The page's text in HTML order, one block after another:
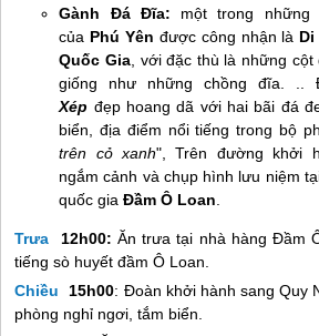
Gành Đá Đĩa: một trong
của Phú Yên được công nhận là
Quốc Gia, với đặc thù là những cột
giống như những chồng đĩa. ..
Xép đẹp hoang dã với hai bãi đá
biển, địa điểm nổi tiếng trong bộ
trên cỏ xanh", Trên đường khởi
ngắm cảnh và chụp hình lưu niệm
quốc gia Đầm Ô Loan
Trưa 12h00: Ăn trưa tại nhà hàng Đầm
tiếng sò huyết đầm Ô Loan.
Chiều
15h00: Đoàn khởi hành sangQuy
phòng nghỉ ngơi, tắm biển.